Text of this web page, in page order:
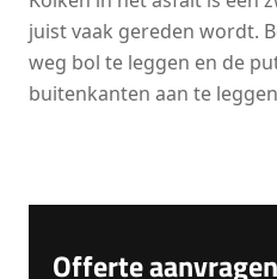
juist vaak gereden wordt.
weg bol te leggen en de
buitenkanten aan te
Offerte aanvragen